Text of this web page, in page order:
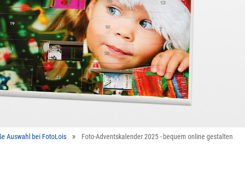
Auswahl bei FotoLois Foto-Adventskalender 2025 - bequem online gestalten